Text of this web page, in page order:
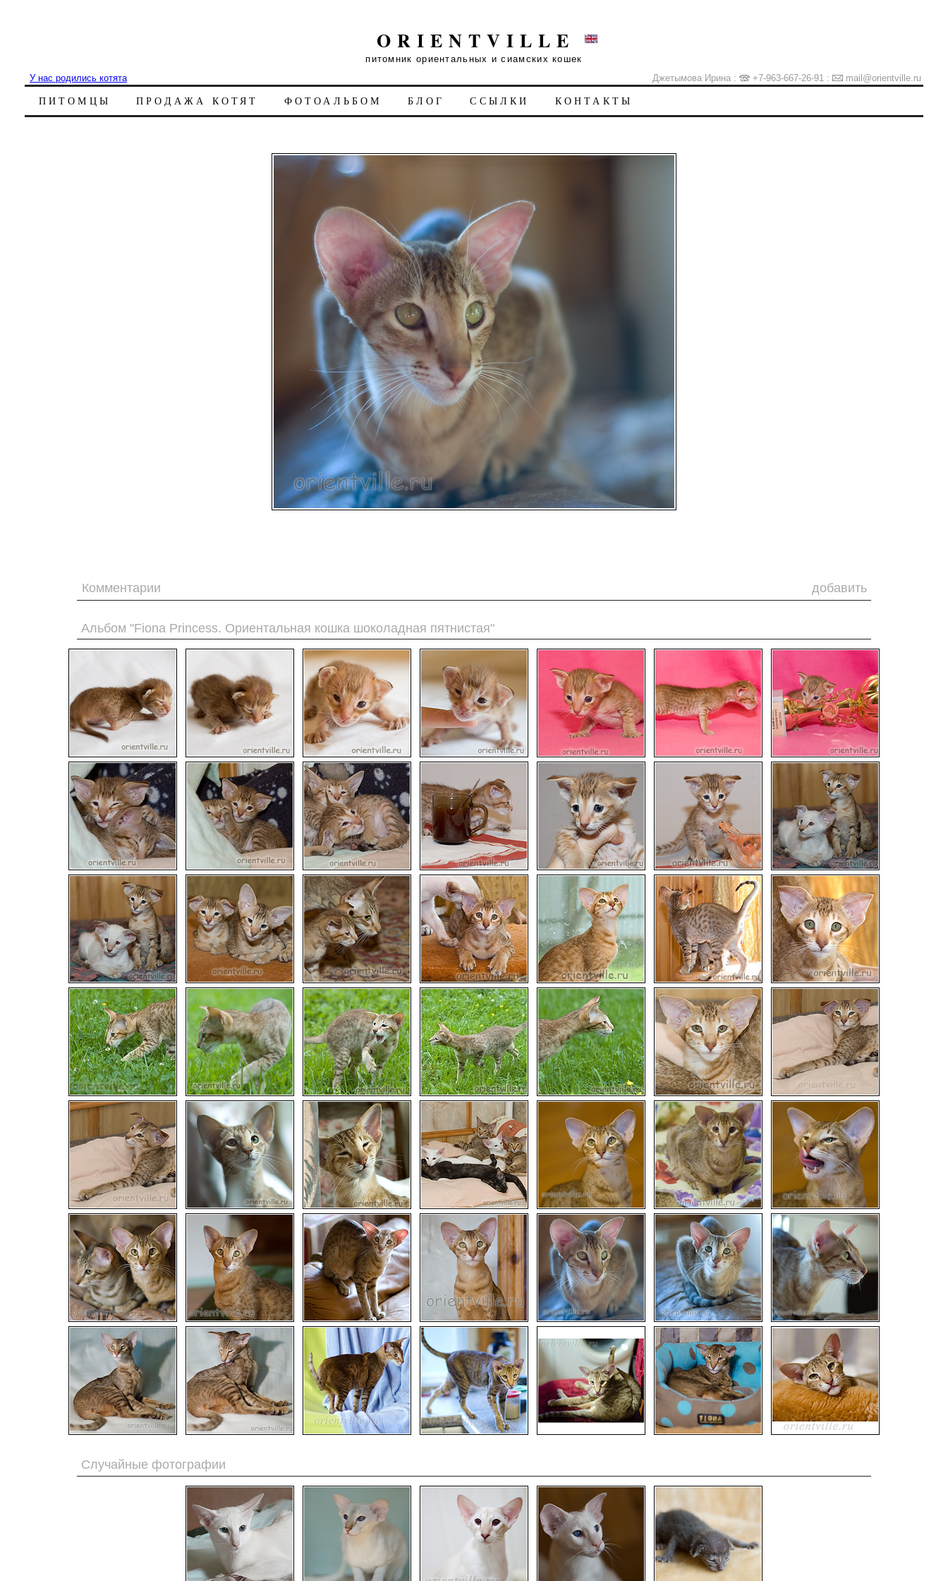
ORIENTVILLE
питомник ориентальных и сиамских кошек
У нас родились котята
Джетымова Ирина : +7-963-667-26-91 : mail@orientville.ru
ПИТОМЦЫ ПРОДАЖА КОТЯТ ФОТОАЛЬБОМ БЛОГ ССЫЛКИ КОНТАКТЫ
Комментарии добавить
Альбом "Fiona Princess. Ориентальная кошка шоколадная пятнистая"
Случайные фотографии